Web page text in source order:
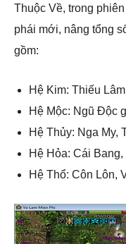
Thuộc Về, trong
phái mới, nâng tổng
gồm:
Hệ Kim: Thiếu
Hệ Mộc: Ngũ Độc
Hệ Thủy: Nga My,
Hệ Hỏa: Cái
Hệ Thổ: Côn Lôn,